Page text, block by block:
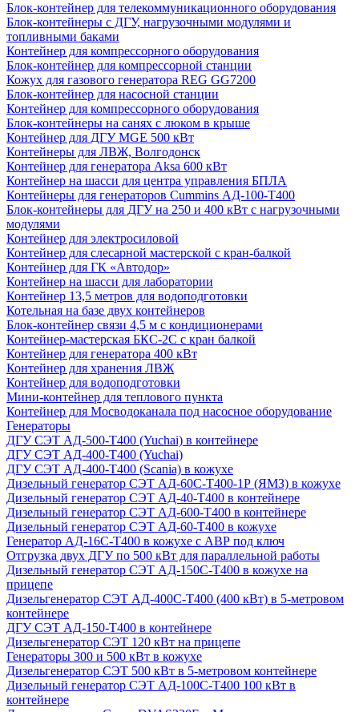
Блок-контейнер для телекоммуникационного оборудования
Блок-контейнеры с ДГУ, нагрузочными модулями и
топливными баками
Контейнер для компрессорного оборудования
Блок-контейнер для компрессорной станции
Кожух для газового генератора REG GG7200
Блок-контейнер для насосной станции
Контейнер для компрессорного оборудования
Блок-контейнеры на санях с люком в крыше
Контейнер для ДГУ MGE 500 кВт
Контейнеры для ЛВЖ, Волгодонск
Контейнер для генератора Aksa 600 кВт
Контейнер на шасси для центра управления БПЛА
Контейнеры для генераторов Cummins АД-100-Т400
Блок-контейнеры для ДГУ на 250 и 400 кВт с нагрузочными
модулями
Контейнер для электросиловой
Контейнер для слесарной мастерской с кран-балкой
Контейнер для ГК «Автодор»
Контейнер на шасси для лаборатории
Контейнер 13,5 метров для водоподготовки
Котельная на базе двух контейнеров
Блок-контейнер связи 4,5 м с кондиционерами
Контейнер-мастерская БКС-2С с кран балкой
Контейнер для генератора 400 кВт
Контейнер для хранения ЛВЖ
Контейнер для водоподготовки
Мини-контейнер для теплового пункта
Контейнер для Мосводоканала под насосное оборудование
Генераторы
ДГУ СЭТ АД-500-Т400 (Yuchai) в контейнере
ДГУ СЭТ АД-400-Т400 (Yuchai)
ДГУ СЭТ АД-400-Т400 (Scania) в кожухе
Дизельный генератор СЭТ АД-60С-Т400-1Р (ЯМЗ) в кожухе
Дизельный генератор СЭТ АД-40-Т400 в контейнере
Дизельный генератор СЭТ АД-600-Т400 в контейнере
Дизельный генератор СЭТ АД-60-Т400 в кожухе
Генератор АД-16С-Т400 в кожухе с АВР под ключ
Отгрузка двух ДГУ по 500 кВт для параллельной работы
Дизельный генератор СЭТ АД-150С-Т400 в кожухе на
прицепе
Дизельгенератор СЭТ АД-400С-Т400 (400 кВт) в 5-метровом
контейнере
ДГУ СЭТ АД-150-Т400 в контейнере
Дизельгенератор СЭТ 120 кВт на прицепе
Генераторы 300 и 500 кВт в кожухе
Дизельгенератор СЭТ 500 кВт в 5-метровом контейнере
Дизельный генератор СЭТ АД-100С-Т400 100 кВт в
контейнере